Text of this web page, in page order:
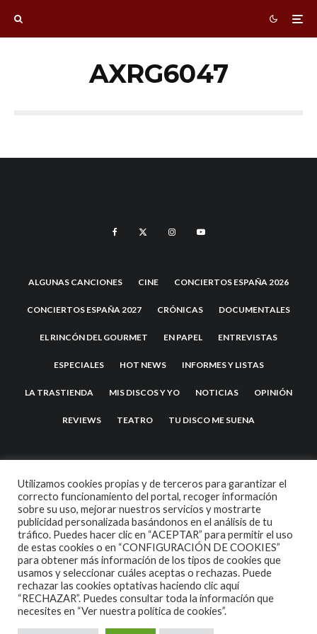
AXRG6047
ALGUNAS CANCIONES CINE CONCIERTOS ESPAÑA 2026
CONCIERTOS ESPAÑA 2027 CRÓNICAS DOCUMENTALES
EL RINCÓN DEL GOURMET EN PAPEL ENTREVISTAS
ESPECIALES HOT NEWS INFORMES Y LISTAS
LA TRASTIENDA MIS DISCOS Y YO NOTICIAS OPINIÓN
REVIEWS TEATRO TU DISCO ME SUENA
2007 COPYRIGHT -CODETIPITHEME
Utilizamos cookies propias y de terceros para garantizar el
correcto funcionamiento del portal, recoger información
sobre su uso, mejorar nuestros servicios y mostrarte
publicidad personalizada basándonos en el análisis de tu
tráfico. Puedes hacer clic en “ACEPTAR” para permitir el uso
de estas cookies o en “CONFIGURACIÓN DE COOKIES”
para obtener más información de los tipos de cookies que
usamos y seleccionar cuáles aceptas o rechazas. Puede
rechazar las cookies optativas haciendo clic aquí
“RECHAZAR”. Puedes consultar toda la información que
necesites en “Ver nuestra política de cookies”.